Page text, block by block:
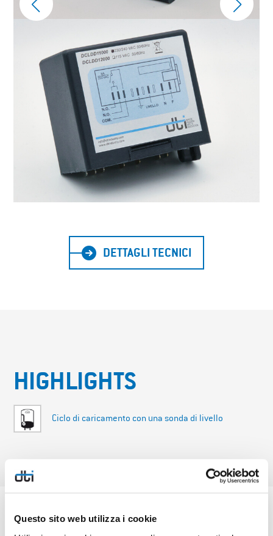
Questo sito web utilizza i cookie
DETTAGLI TECNICI
HIGHLIGHTS
Ciclo di caricamento con una sonda di livello